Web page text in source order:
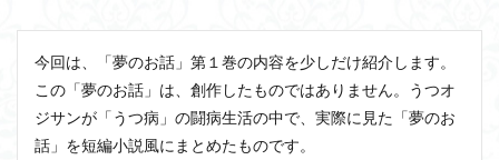
今回は、「夢のお話」第１巻の内容を少しだけ紹介します。
この「夢のお話」は、創作したものではありません。うつオ
ジサンが「うつ病」の闘病生活の中で、実際に見た「夢のお
話」を短編小説風にまとめたものです。